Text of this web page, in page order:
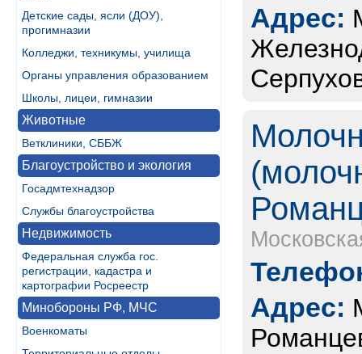
Детские сады, ясли (ДОУ),
прогимназии
Колледжи, техникумы, училища
Органы управления образованием
Школы, лицеи, гимназии
Животные
Ветклиники, СББЖ
Благоустройство и экология
Госадмтехнадзор
Службы благоустройства
Недвижимость
Федеральная служба гос.
регистрации, кадастра и
картографии Росреестр
Минобороны РФ, МЧС
Военкоматы
Адрес:
Адрес: